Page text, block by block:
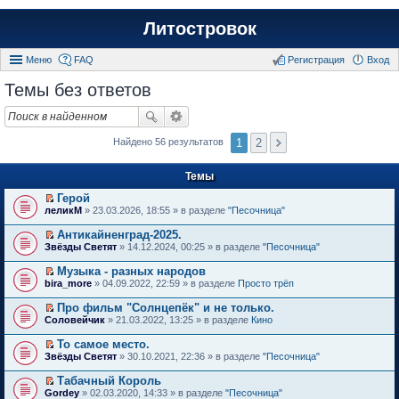
Литостровок
Меню FAQ Вход
Регистрация
Темы без ответов
Найдено 56 результатов 1 2
Темы
П
р
е
й
т
и
к
е
р
в
о
м
у
е
п
Герой
леликМ » 23.03.2026, 18:55 » в разделе "Песочница"
П
р
е
й
т
и
к
е
р
в
о
м
у
Антикайненград-2025.
Звёзды Светят » 14.12.2024, 00:25 » в разделе "Песочница"
П
р
е
й
т
и
к
е
Музыка - разных народов
bira_more » 04.09.2022, 22:59 » в разделе Просто трёп
П
р
й
т
и
к
Про фильм "Солнцепёк" и не только.
Соловейчик » 21.03.2022, 13:25 » в разделе Кино
П
р
й
То самое место.
Звёзды Светят » 30.10.2021, 22:36 » в разделе "Песочница"
П
Табачный Король
Gordey » 02.03.2020, 14:33 » в разделе "Песочница"